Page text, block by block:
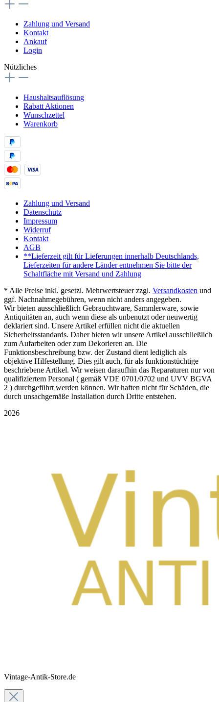
Zahlung und Versand
Kontakt
Ankauf
Login
Nützliches
Haushaltsauflösung
Rabatt Aktionen
Wunschzettel
Warenkorb
Zahlung und Versand
Datenschutz
Impressum
Widerruf
Kontakt
AGB
**Lieferzeit gilt für Lieferungen innerhalb Deutschlands,
Lieferzeiten für andere Länder entnehmen Sie bitte der
Schaltfläche mit Versand und Zahlung
* Alle Preise inkl. gesetzl. Mehrwertsteuer zzgl. Versandkosten und
ggf. Nachnahmegebühren, wenn nicht anders angegeben.
Wir bieten ausschließlich Gebrauchtware, Sammlerware, sowie
Antiquitäten an, auch wenn diese als unbenutzt oder neuwertig
deklariert sind. Unsere Artikel erfüllen nicht die aktuellen
Sicherheitsstandards. Daher bieten wir unsere Artikel ausschließlich
zum Aufarbeiten oder zum Dekorieren an. Die
Funktionsbeschreibung bzw. der Zustand dient lediglich als
objektive Hilfestellung. Dies gilt auch, für als funktionstüchtige
beschriebene Artikel. Wir weisen daraufhin das Reparaturen nur von
qualifiziertem Personal ( gemäß VDE 0701/0702 und UVV BGVA
2 ) durchgeführt werden können. Wir haften nicht für Schäden, die
durch unsachgemäße Installation durch Dritte entstehen.
2026
Vintage-Antik-Store.de